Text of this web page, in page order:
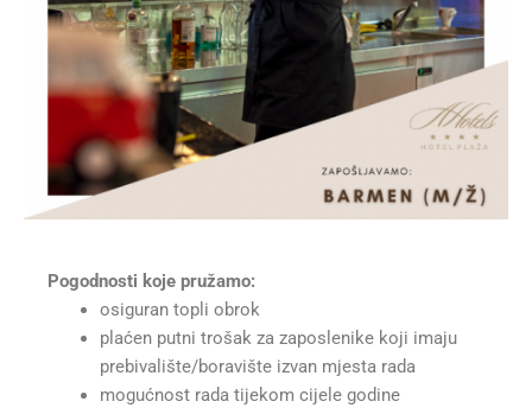
Pogodnosti koje pružamo:
osiguran topli obrok
plaćen putni trošak za zaposlenike koji imaju
prebivalište/boravište izvan mjesta rada
mogućnost rada tijekom cijele godine